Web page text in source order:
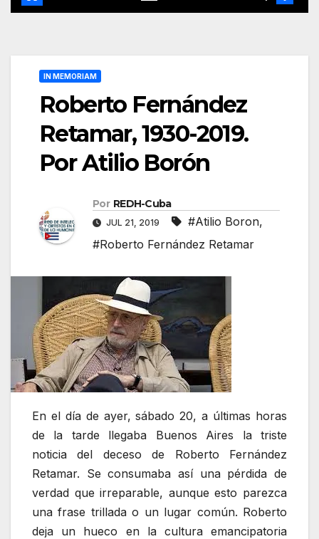
IN MEMORIAM
Roberto Fernández
Retamar, 1930-2019.
Por Atilio Borón
Por REDH-Cuba
JUL 21, 2019 #Atilio Boron,
#Roberto Fernández Retamar
En el día de ayer, sábado 20, a últimas horas
de la tarde llegaba Buenos Aires la triste
noticia del deceso de Roberto Fernández
Retamar. Se consumaba así una pérdida de
verdad que irreparable, aunque esto parezca
una frase trillada o un lugar común. Roberto
deja un hueco en la cultura emancipatoria